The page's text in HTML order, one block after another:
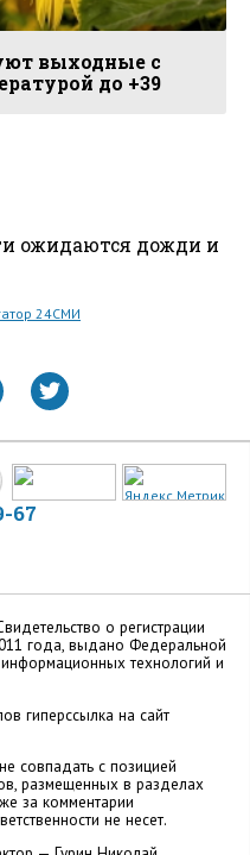
выходные с
до +39
ожидаются дожди и
24СМИ
67
о регистрации
года, выдано Федеральной
технологий и
гиперссылка на сайт
совпадать с позицией
размещенных в разделах
за комментарии
не несет.